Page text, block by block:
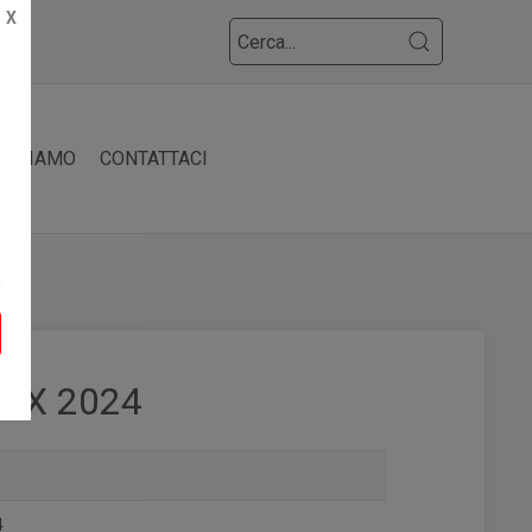
X
SIAMO CONTATTACI
X 2024